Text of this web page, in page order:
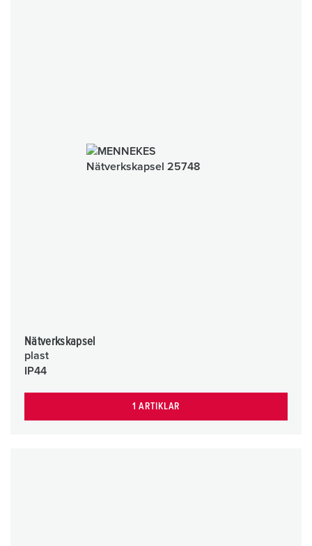
Nätverkskapsel
plast
IP44
1 ARTIKLAR